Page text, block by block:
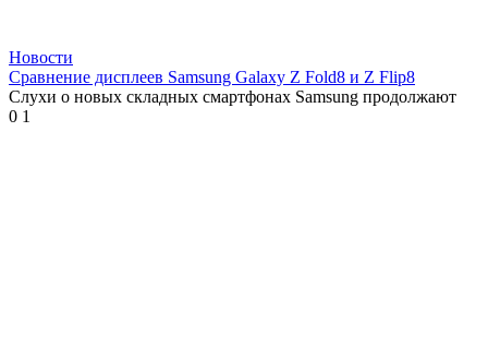
Новости
Сравнение дисплеев Samsung Galaxy Z Fold8 и Z Flip8
Слухи о новых складных смартфонах Samsung продолжают
0 1